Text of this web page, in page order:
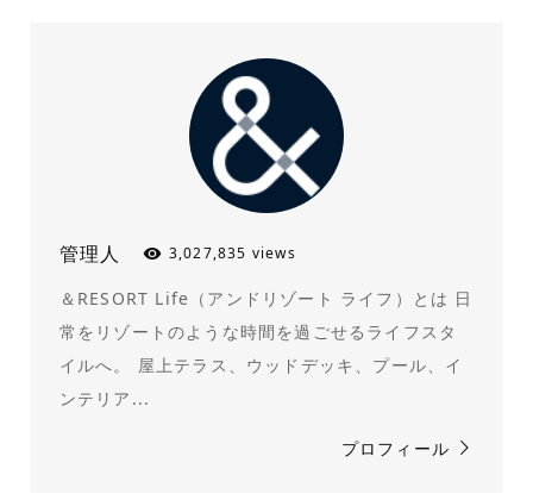
管理人 3,027,835 views
＆RESORT Life（アンドリゾート ライフ）とは 日
常をリゾートのような時間を過ごせるライフスタ
イルへ。 屋上テラス、ウッドデッキ、プール、イ
ンテリア...
プロフィール